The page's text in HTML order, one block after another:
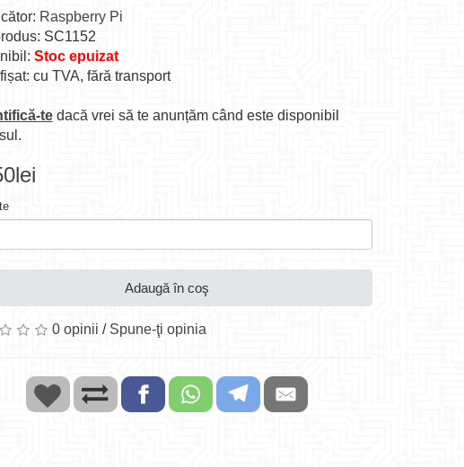
Raspberry Pi
SC1152
Stoc epuizat
cu TVA, fără transport
tedacă vrei să te anunțăm când este disponibil
Adaugă în coş
0 opinii / Spune-ţi opinia